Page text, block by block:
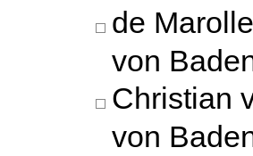
de
von
Christian
von